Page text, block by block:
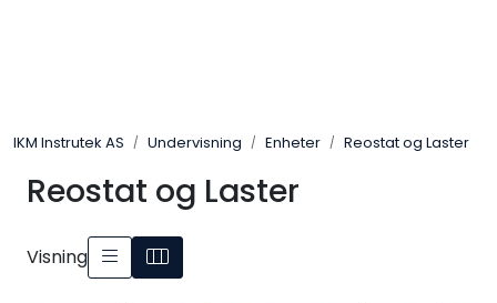
IKM Instrutek AS Undervisning Enheter Reostat og Laster
Reostat og Laster
Visning
Elektro
Prosess